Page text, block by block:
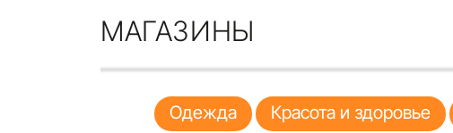
МАГАЗИНЫ
Одежда Красота и здоровье